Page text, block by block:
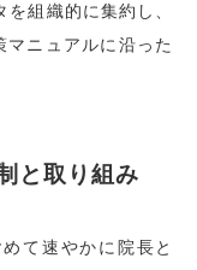
組織的に集約し、
ニュアルに沿った
と取り組み
て速やかに院長と